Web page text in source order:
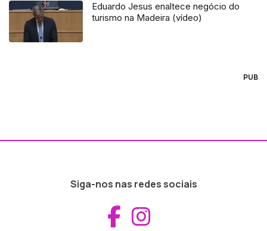
Eduardo Jesus enaltece negócio do
turismo na Madeira (vídeo)
PUB
Siga-nos nas redes sociais
Aceder ao